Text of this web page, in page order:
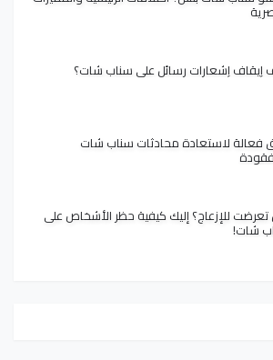
إيقاف إشعارات رسائل على سناب شات؟
فعالة لاستعادة محادثات سناب شات
للإزعاج؟ إليك كيفية حظر الأشخاص على
شات!